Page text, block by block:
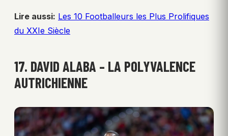
Lire aussi: Les 10 Footballeurs les Plus Prolifiques
du XXIe Siècle
17. DAVID ALABA – LA POLYVALENCE
AUTRICHIENNE